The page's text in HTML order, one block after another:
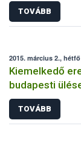
TOVÁBB
2015. március 2., hétfő
Kiemelkedő
budapesti
TOVÁBB